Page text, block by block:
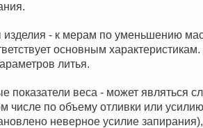
- к мерам по уменьшению
основным
литья.
показатели веса - может являться
числе по объему отливки или
неверное усилие